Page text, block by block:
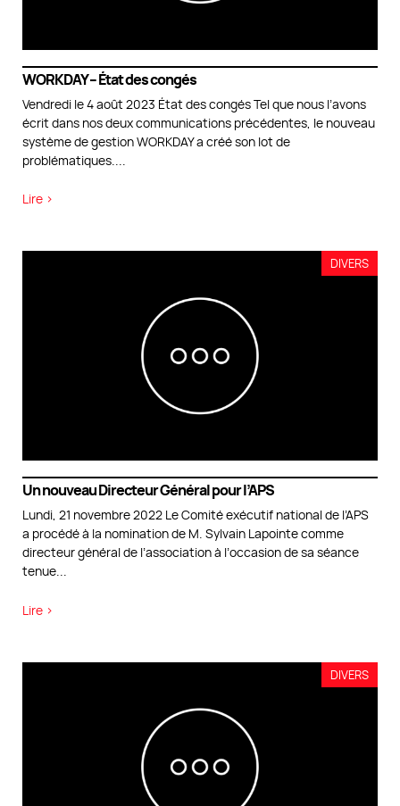
WORKDAY – État des congés
Vendredi le 4 août 2023 État des congés Tel que nous l’avons
écrit dans nos deux communications précédentes, le nouveau
système de gestion WORKDAY a créé son lot de
problématiques.
Lire >
DIVERS
Un nouveau Directeur Général pour l’APS
Lundi, 21 novembre 2022 Le Comité exécutif national de l’APS
a procédé à la nomination de M. Sylvain Lapointe comme
directeur général de l’association à l’occasion de sa séance
tenue...
Lire >
DIVERS